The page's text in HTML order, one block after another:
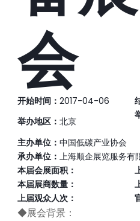
会
开始时间： 2017-04-06
举办地区： 北京
主办单位： 中国低碳产业协会
承办单位： 上海顺企展览服务有
本届会展面积：
本届展商数量：
上届观众人次：
◆展会背景：